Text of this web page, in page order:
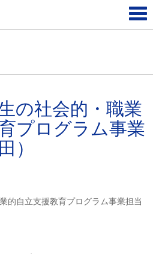
の社会的・職業
プログラム事業
）
的自立支援教育プログラム事業担当